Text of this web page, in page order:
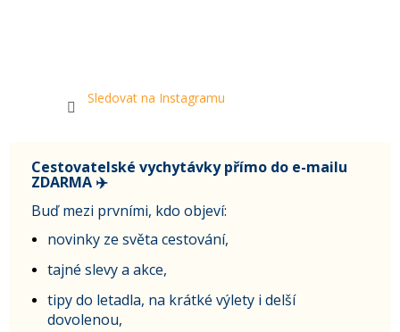
Sledovat na Instagramu
Cestovatelské vychytávky přímo do e-mailu
ZDARMA ✈️
Buď mezi prvními, kdo objeví:
novinky ze světa cestování,
tajné slevy a akce,
tipy do letadla, na krátké výlety i delší
dovolenou,